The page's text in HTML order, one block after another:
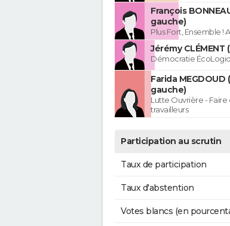
François
gauche)
Plus Fort, Ensemble !
Jérémy
Démocratie
Farida
gauche)
Lutte Ouvrière -
travailleurs
Participation au scrutin
Taux de participation
Taux d'abstention
Votes blancs (en